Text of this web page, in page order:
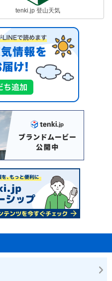
tenki.jp 登山天気